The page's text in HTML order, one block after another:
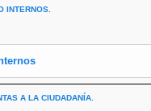
INTERNOS.
A LA CIUDADANÍA.